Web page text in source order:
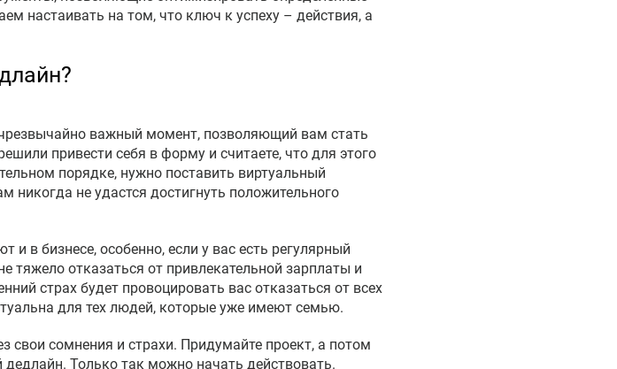
настаивать на том, что ключ к успеху – действия, а
важный момент, позволяющий вам стать
привести себя в форму и считаете, что для этого
порядке, нужно поставить виртуальный
никогда не удастся достигнуть положительного
и в бизнесе, особенно, если у вас есть регулярный
тяжело отказаться от привлекательной зарплаты и
страх будет провоцировать вас отказаться от всех
для тех людей, которые уже имеют семью.
свои сомнения и страхи. Придумайте проект, а потом
дедлайн. Только так можно начать действовать.